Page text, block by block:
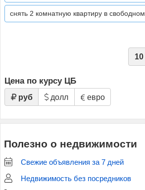
снять 2 комнатную квартиру в свободном
10
Цена по курсу ЦБ
руб долл евро
Полезно о недвижимости
Свежие объявления за 7 дней
Недвижимость без посредников